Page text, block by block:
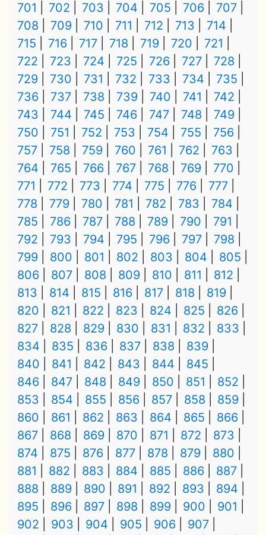
701
702 703 704 705 706
707
708
709 710 711 712 713
714
715
716 717 718 719 720
721
722
723 724 725 726 727
728
729
730 731 732 733 734
735
736
737 738 739 740 741
742
743
744 745 746 747 748
749
750
751 752 753 754 755
756
757
758 759 760 761 762
763
764
765 766 767 768 769
770
771
772 773 774 775 776
777
778
779 780 781 782 783
784
785
786 787 788 789 790
791
792
793 794 795 796 797
798
799
800 801 802 803 804
805
806
807 808 809 810 811
812
813
814 815 816 817 818
819
820
821 822 823 824 825
826
827
828 829 830 831 832
833
834
835 836 837 838
839
840
841 842 843 844
845
846
847 848 849 850 851
852
853
854 855 856 857 858
859
860
861 862 863 864 865
866
867
868 869 870 871 872
873
874
875 876 877 878 879
880
881
882 883 884 885 886
887
888
889 890 891 892 893
894
895
896 897 898 899 900
901
902
903 904 905 906
907